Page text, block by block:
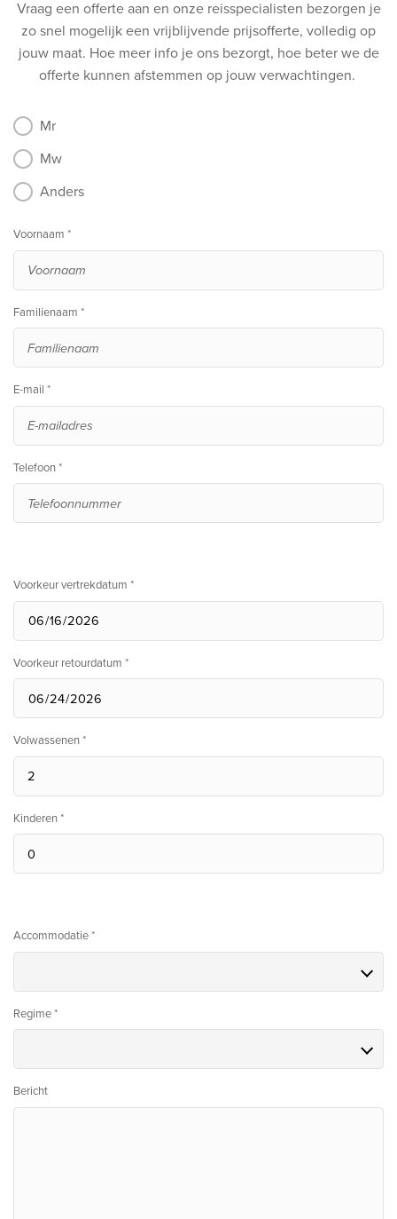
Vraag een offerte aan en onze reisspecialisten bezorgen je
zo snel mogelijk een vrijblijvende prijsofferte, volledig op
jouw maat. Hoe meer info je ons bezorgt, hoe beter we de
offerte kunnen afstemmen op jouw verwachtingen.
Mr
Mw
Anders
Voornaam *
Familienaam *
E-mail *
Telefoon *
Voorkeur vertrekdatum *
Voorkeur retourdatum *
Volwassenen *
Kinderen *
Accommodatie *
Regime *
Bericht